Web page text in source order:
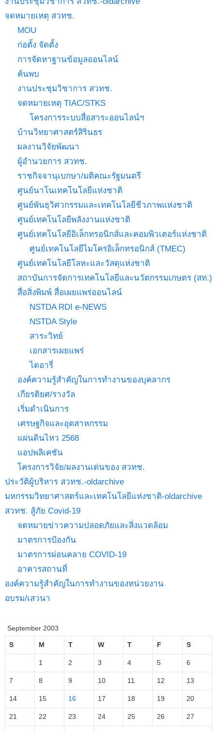
จดหมายเหตุ สวทช.
MOU
ก่อตั้ง จัดตั้ง
การจัดหาฐานข้อมูลออนไลน์
ค้นพบ
งานประชุมวิชาการ สวทช.
จดหมายเหตุ TIAC/STKS
โครงการระบบสื่อสาระออนไลน์ฯ
บ้านวิทยาศาสตร์สิรินธร
ผลงานวิจัยพัฒนา
ผู้อำนวยการ สวทช.
ราชกิจจานุเบกษา/มติคณะรัฐมนตรี
ศูนย์นาโนเทคโนโลยีแห่งชาติ
ศูนย์พันธุวิศวกรรมและเทคโนโลยีชีวภาพแห่งชาติ
ศูนย์เทคโนโลยีพลังงานแห่งชาติ
ศูนย์เทคโนโลยีอิเล็กทรอนิกส์และคอมพิวเตอร์แห่งชาติ
ศูนย์เทคโนโลยีไมโครอิเล็กทรอนิกส์ (TMEC)
ศูนย์เทคโนโลยีโลหะและวัสดุแห่งชาติ
สถาบันการจัดการเทคโนโลยีและนวัตกรรมเกษตร (สท.)
สื่อสิ่งพิมพ์ สื่อเผยแพร่ออนไลน์
NSTDA RDI e-NEWS
NSTDA Style
สาระวิทย์
เอกสารเผยแพร่
ไดอารี่
องค์ความรู้สำคัญในการทำงานของบุคลากร
เกียรติยศ/รางวัล
เริ่มดำเนินการ
เศรษฐกิจและอุตสาหกรรม
แผ่นดินไหว 2568
แอปพลิเคชัน
โครงการวิจัย/ผลงานเด่นของ สวทช.
ประวัติผู้บริหาร สวทช.-oldarchive
มหกรรมวิทยาศาสตร์และเทคโนโลยีแห่งชาติ-oldarchive
สวทช. สู้ภัย Covid-19
จดหมายข่าวความปลอดภัยและสิ่งแวดล้อม
มาตรการป้องกัน
มาตรการผ่อนคลาย COVID-19
อาคารสถานที่
องค์ความรู้สำคัญในการทำงานของหน่วยงาน
อบรม/เสวนา
September 2003
S M T W T F S
1 2 3 4 5 6
7 8 9 10 11 12 13
14 15 16 17 18 19 20
21 22 23 24 25 26 27